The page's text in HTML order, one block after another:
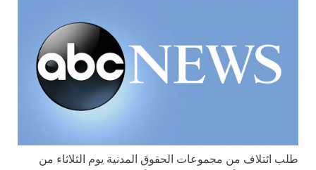
طلب ائتلاف من مجموعات الحقوق المدنية يوم الثلاثاء من